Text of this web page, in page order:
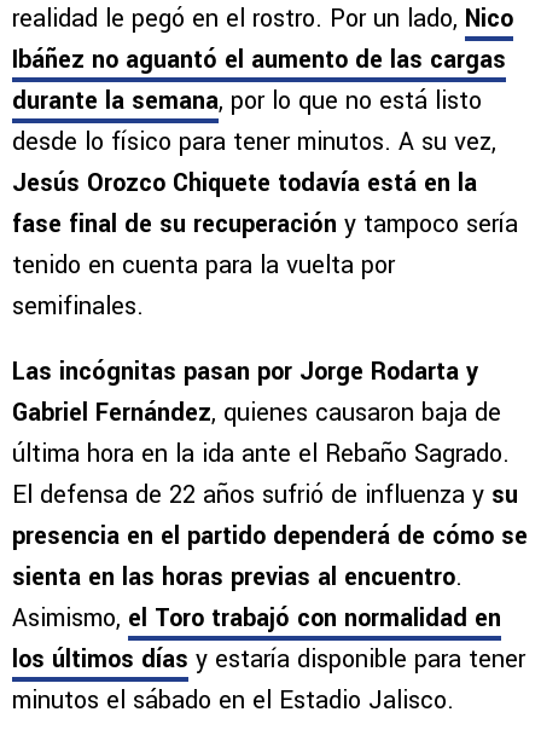
realidad le pegó en el rostro. Por un lado, Nico
Ibáñez no aguantó el aumento de las cargas
durante la semana, por lo que no está listo
desde lo físico para tener minutos. A su vez,
Jesús Orozco Chiquete todavía está en la
fase final de su recuperación y tampoco sería
tenido en cuenta para la vuelta por
semifinales.
Las incógnitas pasan por Jorge Rodarta y
Gabriel Fernández, quienes causaron baja de
última hora en la ida ante el Rebaño Sagrado.
El defensa de 22 años sufrió de influenza y su
presencia en el partido dependerá de cómo se
sienta en las horas previas al encuentro.
Asimismo, el Toro trabajó con normalidad en
los últimos días y estaría disponible para tener
minutos el sábado en el Estadio Jalisco.